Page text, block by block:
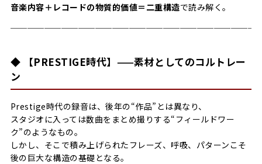
音楽内容＋レコードの物質的価値＝二重構造で読み解く。
◆ 【PRESTIGE時代】——素材としてのコルトレー
ン
Prestige時代の録音は、後年の“作品”とは異なり、
スタジオに入っては数曲をまとめ撮りする“フィールドワー
ク”のようなもの。
しかし、そこで積み上げられたフレーズ、呼吸、パターンこそ
後の巨大な構造の基礎となる。